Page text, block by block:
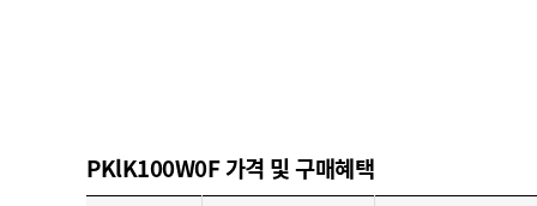
PKlK100W0F 가격 및 구매혜택